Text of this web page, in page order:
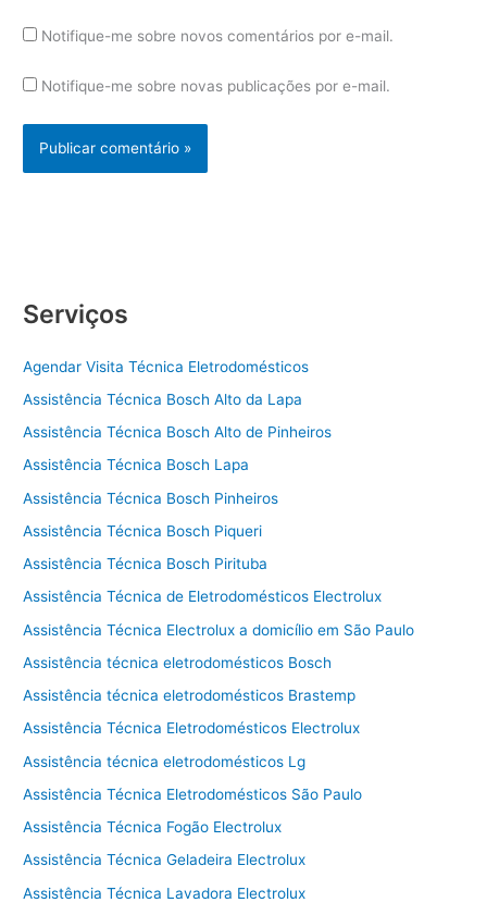
Notifique-me sobre novos comentários por e-mail.
Notifique-me sobre novas publicações por e-mail.
Serviços
Agendar Visita Técnica Eletrodomésticos
Assistência Técnica Bosch Alto da Lapa
Assistência Técnica Bosch Alto de Pinheiros
Assistência Técnica Bosch Lapa
Assistência Técnica Bosch Pinheiros
Assistência Técnica Bosch Piqueri
Assistência Técnica Bosch Pirituba
Assistência Técnica de Eletrodomésticos Electrolux
Assistência Técnica Electrolux a domicílio em São Paulo
Assistência técnica eletrodomésticos Bosch
Assistência técnica eletrodomésticos Brastemp
Assistência Técnica Eletrodomésticos Electrolux
Assistência técnica eletrodomésticos Lg
Assistência Técnica Eletrodomésticos São Paulo
Assistência Técnica Fogão Electrolux
Assistência Técnica Geladeira Electrolux
Assistência Técnica Lavadora Electrolux